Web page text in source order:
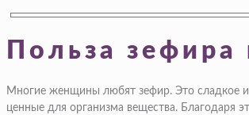
Польза
Многие женщины любят зефир. Это сладкое
ценные для организма вещества. Благодаря